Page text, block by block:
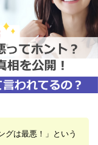
グは最悪！」という